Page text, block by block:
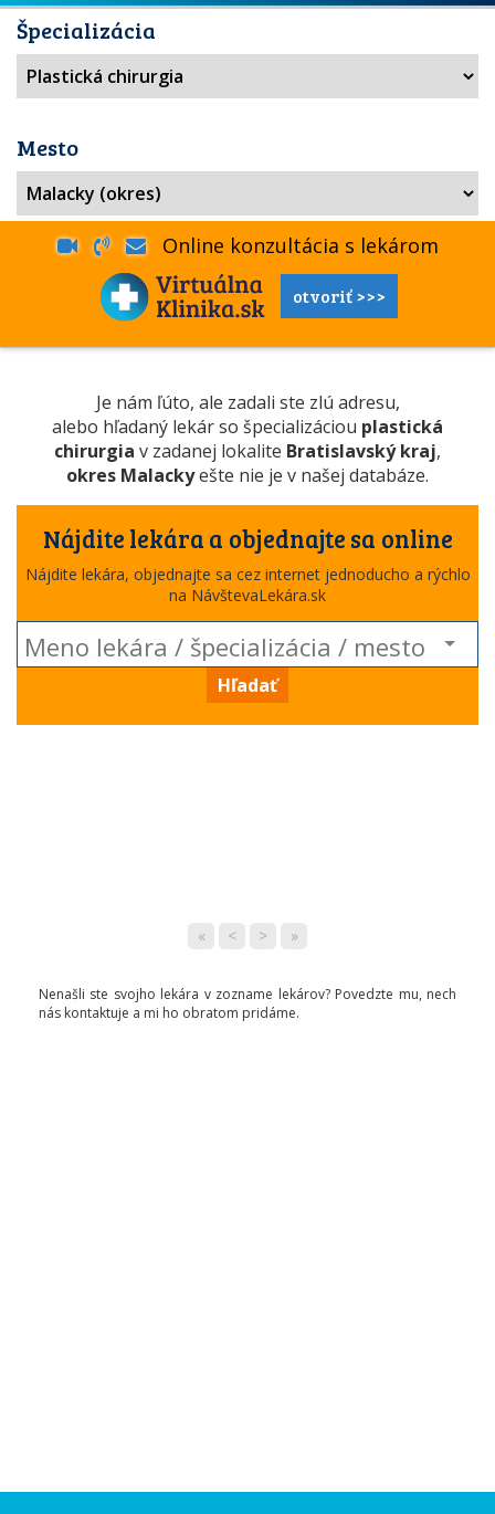
Špecializácia
Mesto
Online konzultácia s lekárom
otvoriť >>>
Je nám ľúto, ale zadali ste zlú adresu,
alebo hľadaný lekár so špecializáciou plastická
chirurgia v zadanej lokalite Bratislavský kraj,
okres Malackyešte nie je v našej databáze.
Nájdite lekára a objednajte sa online
Nájdite lekára, objednajte sa cez internet jednoducho a rýchlo
na NávštevaLekára.sk
Hľadať
« < > »
Nenašli ste svojho lekára v zozname lekárov? Povedzte mu, nech
nás kontaktuje a mi ho obratom pridáme.